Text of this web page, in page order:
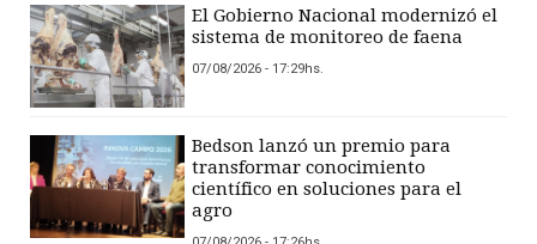
El Gobierno Nacional modernizó el
sistema de monitoreo de faena
07/08/2026 - 17:29hs.
Bedson lanzó un premio para
transformar conocimiento
científico en soluciones para el
agro